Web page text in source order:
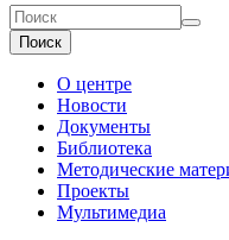
Поиск
О центре
Новости
Документы
Библиотека
Методические
Проекты
Мультимедиа